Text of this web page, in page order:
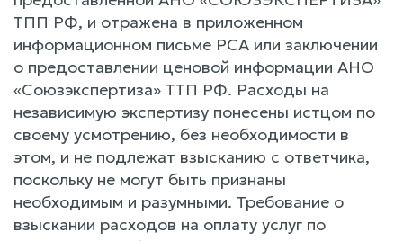
ТПП РФ, и отражена в приложенном
информационном письме РСА или заключении
о предоставлении ценовой информации АНО
«Союзэкспертиза» ТТП РФ. Расходы на
независимую экспертизу понесены истцом по
своему усмотрению, без необходимости в
этом, и не подлежат взысканию с ответчика,
поскольку не могут быть признаны
необходимым и разумными. Требование о
взыскании расходов на оплату услуг по